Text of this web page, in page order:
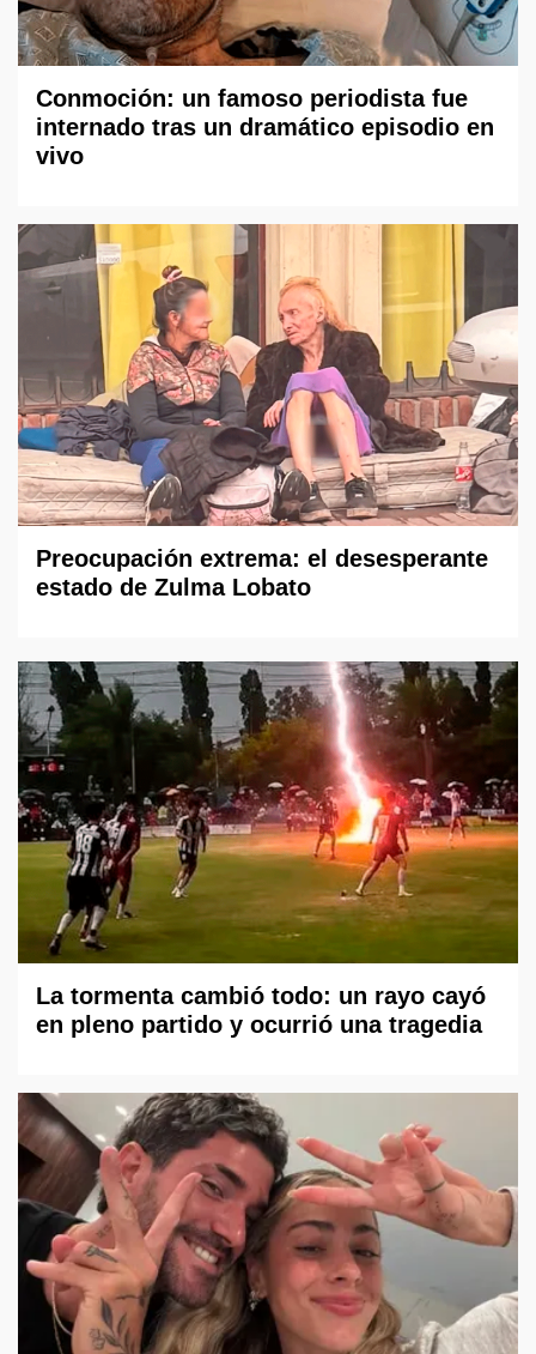
Conmoción: un famoso periodista fue
internado tras un dramático episodio en
vivo
Preocupación extrema: el desesperante
estado de Zulma Lobato
La tormenta cambió todo: un rayo cayó
en pleno partido y ocurrió una tragedia